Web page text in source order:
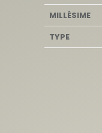
MILLÉSIME
TYPE